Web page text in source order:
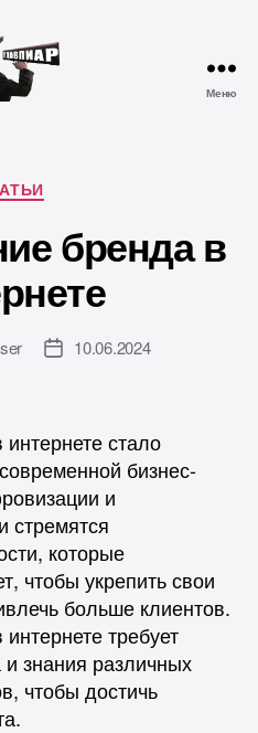
Меню
Рубрики
бренда в
Дата10.06.2024
стало
бизнес-
и
стремятся
которые
чтобы укрепить свои
больше клиентов.
требует
знания различных
чтобы достичь